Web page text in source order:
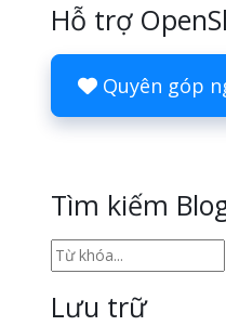
Hỗ trợ
Quyên góp
Tìm kiếm
Lưu trữ